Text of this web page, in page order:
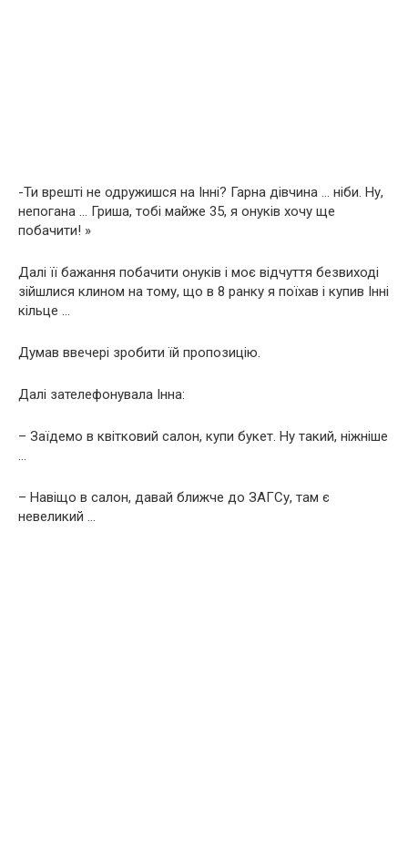
-Ти врешті не одружишся на Інні? Гарна дівчина … ніби. Ну,
непогана … Гриша, тобі майже 35, я онуків хочу ще
побачити! »
Далі її бажання побачити онуків і моє відчуття безвиході
зійшлися клином на тому, що в 8 ранку я поїхав і купив Інні
кільце …
Думав ввечері зробити їй пропозицію.
Далі зателефонувала Інна:
– Заїдемо в квітковий салон, купи букет. Ну такий, ніжніше
…
– Навіщо в салон, давай ближче до ЗАГСу, там є
невеликий …